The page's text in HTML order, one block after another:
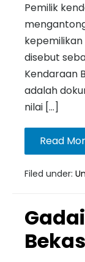
Pemilik
disebut
Kendaraan
adalah
nilai […]
Read
Filed under: